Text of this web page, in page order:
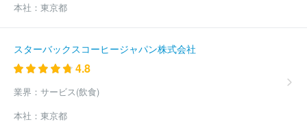
本社： 東京都
スターバックスコーヒージャパン株式会社
4.8
業界： サービス(飲食)
本社： 東京都